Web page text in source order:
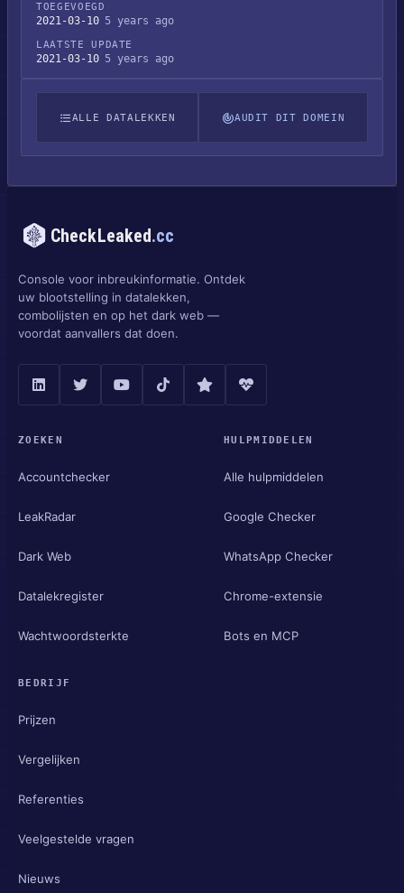
TOEGEVOEGD
2021-03-10 5 years ago
LAATSTE UPDATE
2021-03-10 5 years ago
ALLE DATALEKKEN AUDIT DIT DOMEIN
CheckLeaked.cc
Console voor inbreukinformatie. Ontdek
uw blootstelling in datalekken,
combolijsten en op het dark web —
voordat aanvallers dat doen.
ZOEKEN
Accountchecker
LeakRadar
Dark Web
Datalekregister
Wachtwoordsterkte
HULPMIDDELEN
Alle hulpmiddelen
Google Checker
WhatsApp Checker
Chrome-extensie
Bots en MCP
BEDRIJF
Prijzen
Vergelijken
Referenties
Veelgestelde vragen
Nieuws